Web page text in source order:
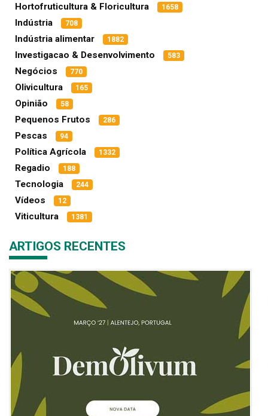
Hortofruticultura & Floricultura 1658
Indústria 708
Indústria alimentar 1882
Investigacao & Desenvolvimento 583
Negócios 770
Olivicultura 165
Opinião 58
Pequenos Frutos 286
Pescas 94
Política Agrícola 1332
Regadio 188
Tecnologia 244
Vídeos 12
Viticultura 1381
ARTIGOS RECENTES